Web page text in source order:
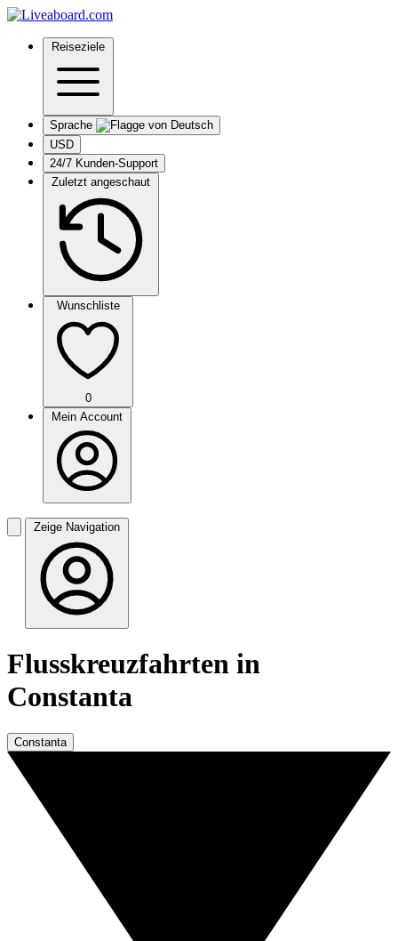
Reiseziele
Sprache
USD
24/7 Kunden-Support
Zuletzt angeschaut
Wunschliste
0
Mein Account
Zeige Navigation
Flusskreuzfahrten in
Constanta
Constanta